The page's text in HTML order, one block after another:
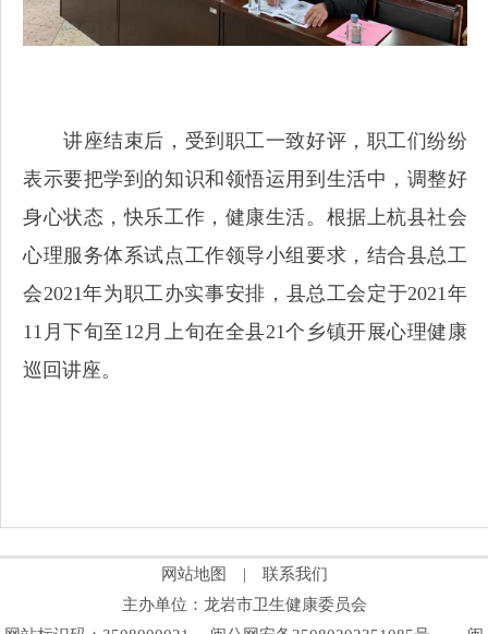
讲座结束后，受到职工一致好评，职工们纷纷
表示要把学到的知识和领悟运用到生活中，调整好
身心状态，快乐工作，健康生活。根据上杭县社会
心理服务体系试点工作领导小组要求，结合县总工
会2021年为职工办实事安排，县总工会定于2021年
11月下旬至12月上旬在全县21个乡镇开展心理健康
巡回讲座。
网站地图 |
联系我们
主办单位：龙岩市卫生健康委员会